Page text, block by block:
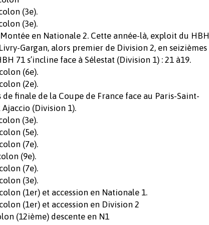
(3e).
(3e).
en Nationale 2. Cette année-là, exploit du HBH
Gargan, alors premier de Division 2, en seizièmes
71 s’incline face à Sélestat (Division 1) : 21 à19.
(6e).
(2e).
finale de la Coupe de France face au Paris-Saint-
(Division 1).
(3e).
(5e).
(7e).
(9e).
(7e).
(3e).
(1er) et accession en Nationale 1.
(1er) et accession en Division 2
(12ième) descente en N1